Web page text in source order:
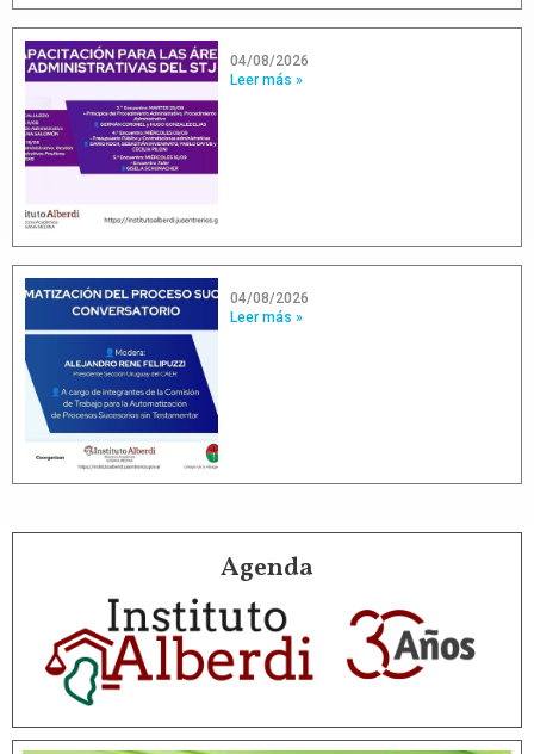
04/08/2026
Leer más »
04/08/2026
Leer más »
Agenda